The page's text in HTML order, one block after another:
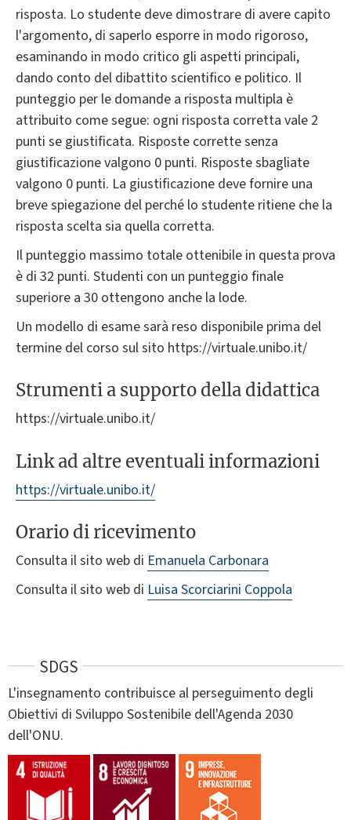
risposta. Lo studente deve dimostrare di avere capito
l'argomento, di saperlo esporre in modo rigoroso,
esaminando in modo critico gli aspetti principali,
dando conto del dibattito scientifico e politico. Il
punteggio per le domande a risposta multipla è
attribuito come segue: ogni risposta corretta vale 2
punti se giustificata. Risposte corrette senza
giustificazione valgono 0 punti. Risposte sbagliate
valgono 0 punti. La giustificazione deve fornire una
breve spiegazione del perché lo studente ritiene che la
risposta scelta sia quella corretta.
Il punteggio massimo totale ottenibile in questa prova
è di 32 punti. Studenti con un punteggio finale
superiore a 30 ottengono anche la lode.
Un modello di esame sarà reso disponibile prima del
termine del corso sul sito https://virtuale.unibo.it/
Strumenti a supporto della didattica
https://virtuale.unibo.it/
Link ad altre eventuali informazioni
https://virtuale.unibo.it/
Orario di ricevimento
Consulta il sito web di Emanuela Carbonara
Consulta il sito web di Luisa Scorciarini Coppola
SDGS
L'insegnamento contribuisce al perseguimento degli
Obiettivi di Sviluppo Sostenibile dell'Agenda 2030
dell'ONU.